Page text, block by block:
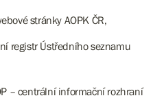
stránky AOPK ČR,
registr Ústředního seznamu
– centrální informační rozhraní